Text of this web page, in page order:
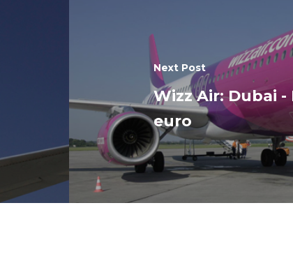
Next Post
Wizz Air: Dubai
euro